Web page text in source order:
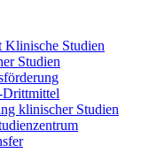
Klinische Studien
Studien
Drittmittel
klinischer Studien